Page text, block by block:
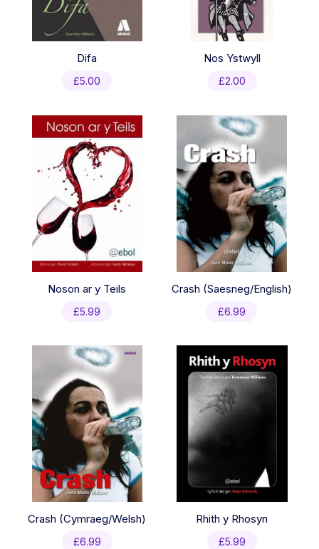
Difa
£5.00
Nos Ystwyll
£2.00
Noson ar y Teils
£5.99
Crash (Saesneg/English)
£6.99
Crash (Cymraeg/Welsh)
£6.99
Rhith y Rhosyn
£5.99